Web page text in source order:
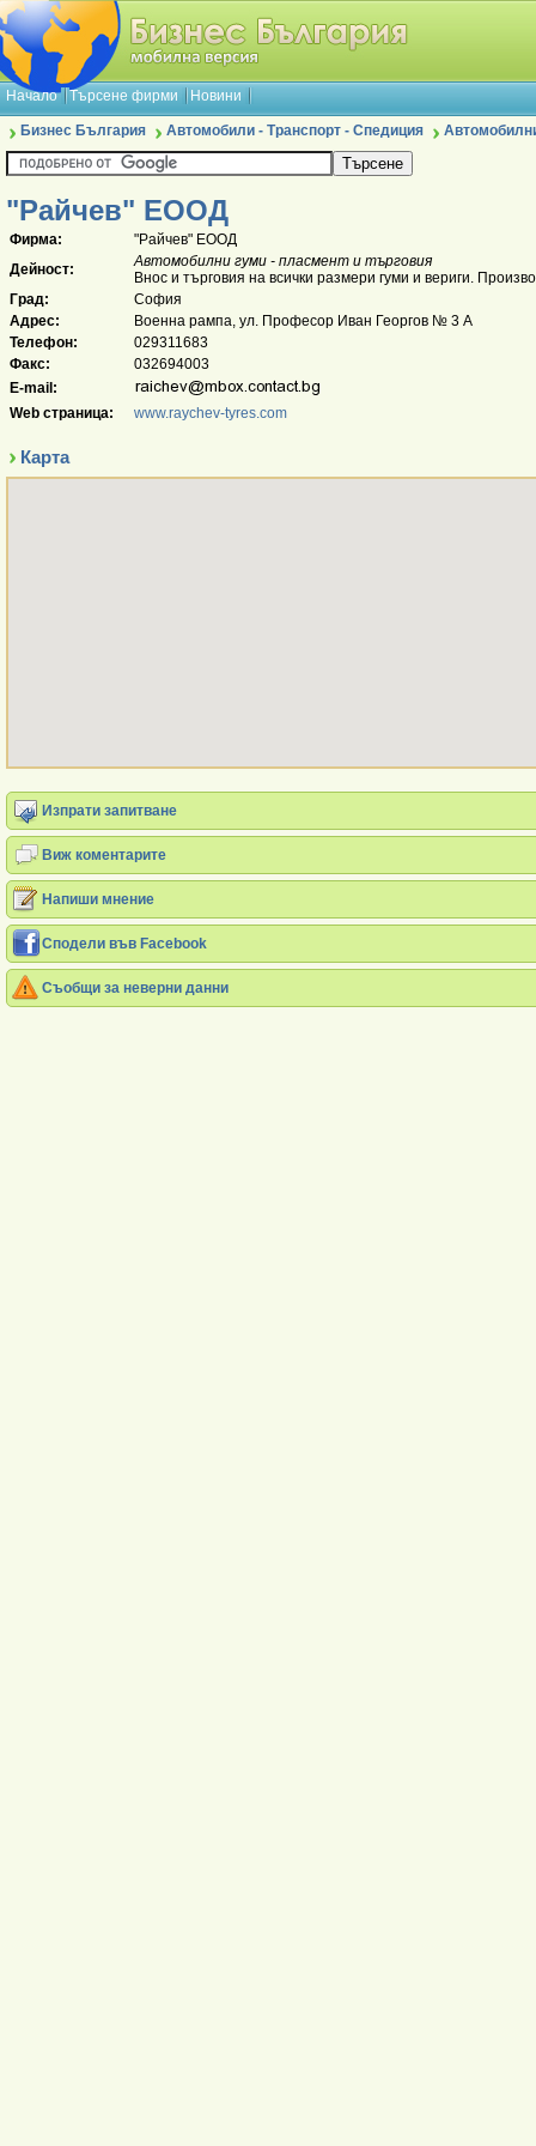
Начало Търсене фирми Новини
Бизнес България Автомобили - Транспорт - Спедиция
"Райчев" ЕООД
Фирма:
"Райчев" ЕООД
Дейност:
Автомобилни гуми - пласмент и търговия
Внос и търговия на всички размери гуми и вериги.
Град:
София
Адрес:
Военна рампа, ул. Професор Иван Георгов № 3 А
Телефон:
029311683
Факс:
032694003
E-mail:
Web страница:
www.raychev-tyres.com
Карта
Изпрати запитване
Виж коментарите
Напиши мнение
Сподели във Facebook
Съобщи за неверни данни